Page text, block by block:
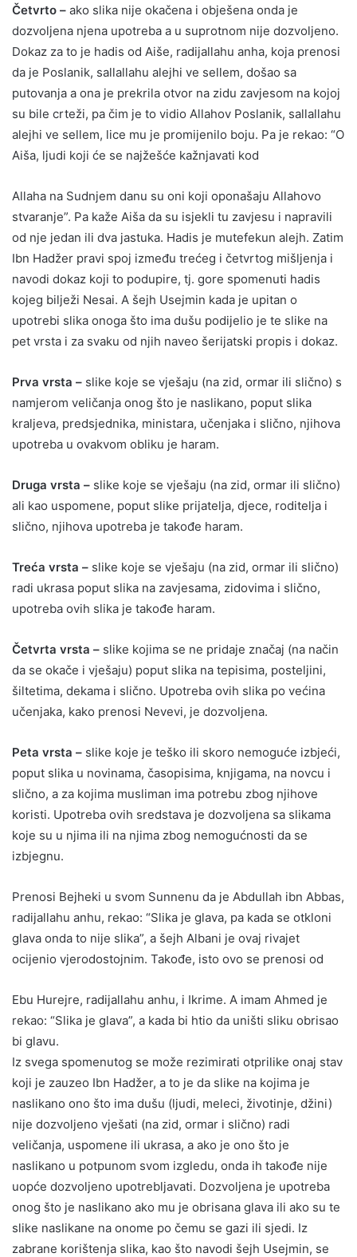
Četvrto – ako slika nije okačena i obješena onda je
dozvoljena njena upotreba a u suprotnom nije dozvoljeno.
Dokaz za to je hadis od Aiše, radijallahu anha, koja prenosi
da je Poslanik, sallallahu alejhi ve sellem, došao sa
putovanja a ona je prekrila otvor na zidu zavjesom na kojoj
su bile crteži, pa čim je to vidio Allahov Poslanik, sallallahu
alejhi ve sellem, lice mu je promijenilo boju. Pa je rekao: “O
Aiša, ljudi koji će se najžešće kažnjavati kod
Allaha na Sudnjem danu su oni koji oponašaju Allahovo
stvaranje”. Pa kaže Aiša da su isjekli tu zavjesu i napravili
od nje jedan ili dva jastuka. Hadis je mutefekun alejh. Zatim
Ibn Hadžer pravi spoj između trećeg i četvrtog mišljenja i
navodi dokaz koji to podupire, tj. gore spomenuti hadis
kojeg bilježi Nesai. A šejh Usejmin kada je upitan o
upotrebi slika onoga što ima dušu podijelio je te slike na
pet vrsta i za svaku od njih naveo šerijatski propis i dokaz.
Prva vrsta – slike koje se vješaju (na zid, ormar ili slično) s
namjerom veličanja onog što je naslikano, poput slika
kraljeva, predsjednika, ministara, učenjaka i slično, njihova
upotreba u ovakvom obliku je haram.
Druga vrsta – slike koje se vješaju (na zid, ormar ili slično)
ali kao uspomene, poput slike prijatelja, djece, roditelja i
slično, njihova upotreba je takođe haram.
Treća vrsta – slike koje se vješaju (na zid, ormar ili slično)
radi ukrasa poput slika na zavjesama, zidovima i slično,
upotreba ovih slika je takođe haram.
Četvrta vrsta – slike kojima se ne pridaje značaj (na način
da se okače i vješaju) poput slika na tepisima, posteljini,
šiltetima, dekama i slično. Upotreba ovih slika po većina
učenjaka, kako prenosi Nevevi, je dozvoljena.
Peta vrsta – slike koje je teško ili skoro nemoguće izbjeći,
poput slika u novinama, časopisima, knjigama, na novcu i
slično, a za kojima musliman ima potrebu zbog njihove
koristi. Upotreba ovih sredstava je dozvoljena sa slikama
koje su u njima ili na njima zbog nemogućnosti da se
izbjegnu.
Prenosi Bejheki u svom Sunnenu da je Abdullah ibn Abbas,
radijallahu anhu, rekao: “Slika je glava, pa kada se otkloni
glava onda to nije slika”, a šejh Albani je ovaj rivajet
ocijenio vjerodostojnim. Takođe, isto ovo se prenosi od
Ebu Hurejre, radijallahu anhu, i Ikrime. A imam Ahmed je
rekao: “Slika je glava”, a kada bi htio da uništi sliku obrisao
bi glavu.
Iz svega spomenutog se može rezimirati otprilike onaj stav
koji je zauzeo Ibn Hadžer, a to je da slike na kojima je
naslikano ono što ima dušu (ljudi, meleci, životinje, džini)
nije dozvoljeno vješati (na zid, ormar i slično) radi
veličanja, uspomene ili ukrasa, a ako je ono što je
naslikano u potpunom svom izgledu, onda ih takođe nije
uopće dozvoljeno upotrebljavati. Dozvoljena je upotreba
onog što je naslikano ako mu je obrisana glava ili ako su te
slike naslikane na onome po čemu se gazi ili sjedi. Iz
zabrane korištenja slika, kao što navodi šejh Usejmin, se